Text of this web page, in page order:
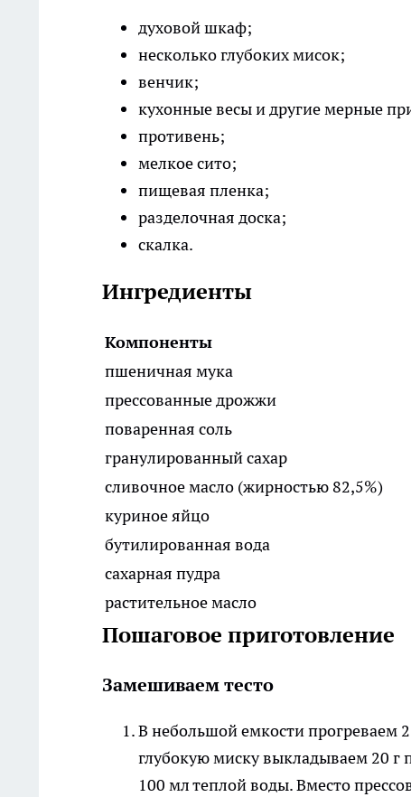
духовой шкаф;
несколько глубоких мисок;
венчик;
кухонные весы и другие мерные
противень;
мелкое сито;
пищевая пленка;
разделочная доска;
скалка.
Ингредиенты
Компоненты
пшеничная мука
прессованные дрожжи
поваренная соль
гранулированный сахар
сливочное масло (жирностью 82,5%)
куриное яйцо
бутилированная вода
сахарная пудра
растительное масло
Пошаговое приготовление
Замешиваем тесто
В небольшой емкости прогреваем
глубокую миску выкладываем 20 г
100 мл теплой воды. Вместо